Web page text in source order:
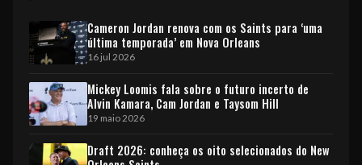
Cameron Jordan renova com os Saints para ‘uma
última temporada’ em Nova Orleans
16 jul 2026
Mickey Loomis fala sobre o futuro incerto de
Alvin Kamara, Cam Jordan e Taysom Hill
19 maio 2026
Draft 2026: conheça os oito selecionados do New